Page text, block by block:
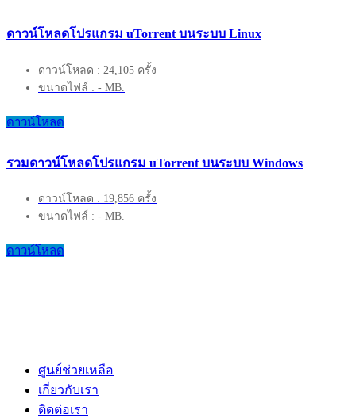
ดาวน์โหลดโปรแกรม uTorrent บนระบบ Linux
ดาวน์โหลด : 24,105 ครั้ง
ขนาดไฟล์ : - MB.
ดาวน์โหลด
รวมดาวน์โหลดโปรแกรม uTorrent บนระบบ Windows
ดาวน์โหลด : 19,856 ครั้ง
ขนาดไฟล์ : - MB.
ดาวน์โหลด
ศูนย์ช่วยเหลือ
เกี่ยวกับเรา
ติดต่อเรา